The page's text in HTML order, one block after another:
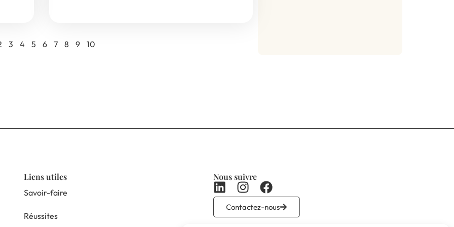
3 4 5 6 7 8 9 10
Liens utiles
Savoir-faire
Réussites
Nous suivre
Contactez-nous